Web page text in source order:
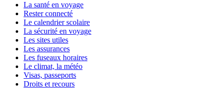
La santé en voyage
Rester connecté
Le calendrier scolaire
La sécurité en voyage
Les sites utiles
Les assurances
Les fuseaux horaires
Le climat, la météo
Visas, passeports
Droits et recours